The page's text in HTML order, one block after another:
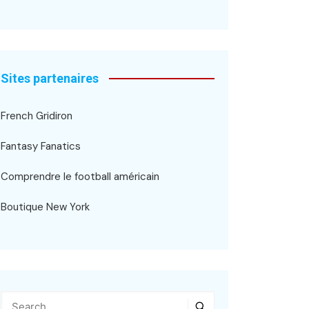
Sites partenaires
French Gridiron
Fantasy Fanatics
Comprendre le football américain
Boutique New York